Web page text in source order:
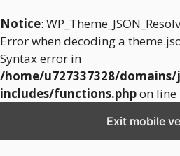
Notice:
Error when decoding a
Syntax error in
/home/u727337328/
includes/functions.phpon line
Exit mobile